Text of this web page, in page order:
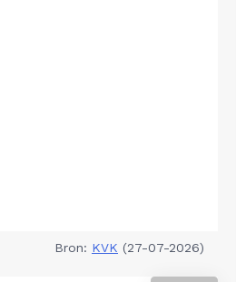
Bron: KVK (27-07-2026)